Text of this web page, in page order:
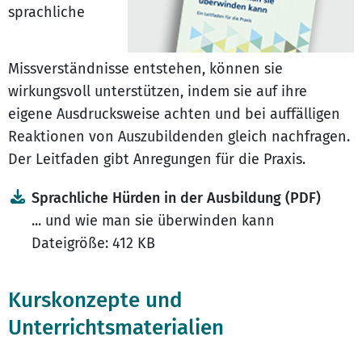
sprachliche
Missverständnisse entstehen, können sie
wirkungsvoll unterstützen, indem sie auf ihre
eigene Ausdrucksweise achten und bei auffälligen
Reaktionen von Auszubildenden gleich nachfragen.
Der Leitfaden gibt Anregungen für die Praxis.
Sprachliche Hürden in der Ausbildung (PDF)
... und wie man sie überwinden kann
Dateigröße: 412 KB
Kurskonzepte und
Unterrichtsmaterialien